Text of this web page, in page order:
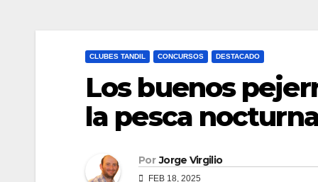
CLUBES TANDIL CONCURSOS DESTACADO
Los buenos
la pesca
Por Jorge Virgilio
FEB 18, 2025